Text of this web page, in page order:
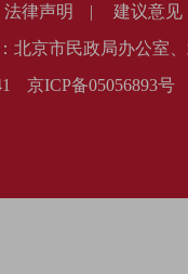
法律声明 |
建议意见
北京市民政局办公室
京ICP备05056893号